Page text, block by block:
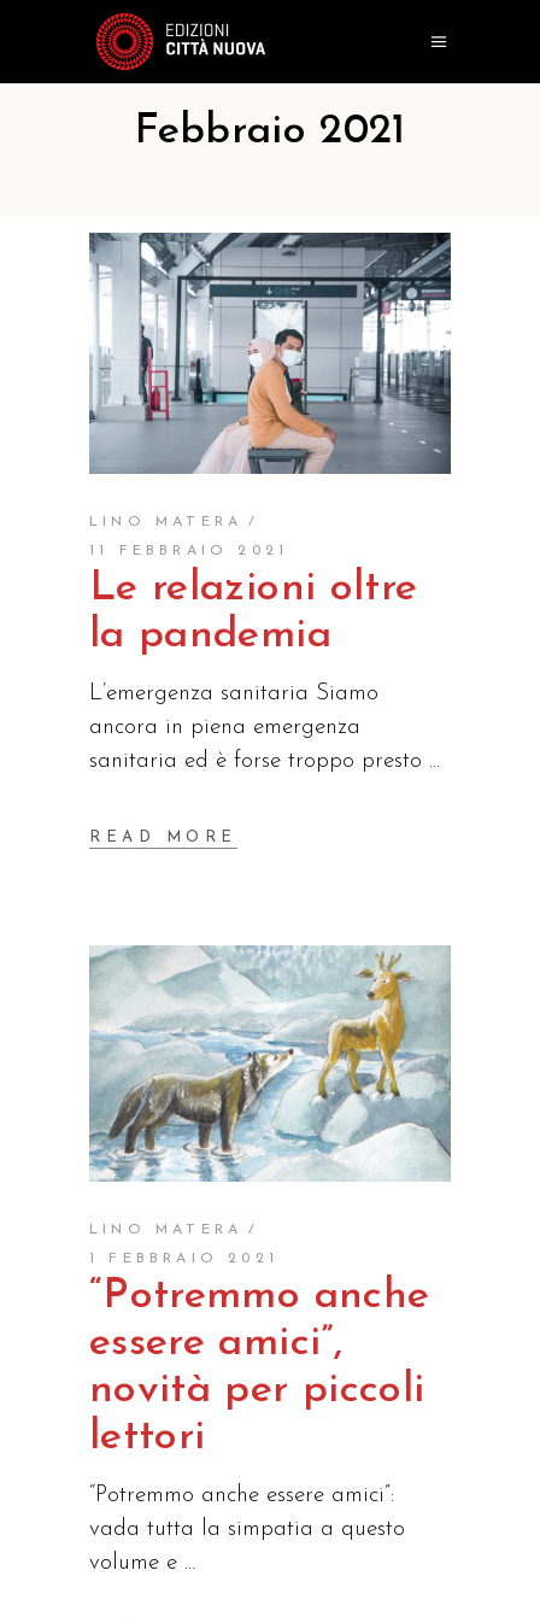
Febbraio 2021
LINO MATERA
11 FEBBRAIO 2021
Le relazioni oltre
la pandemia
L’emergenza sanitaria Siamo
ancora in piena emergenza
sanitaria ed è forse troppo presto
READ MORE
LINO MATERA
1 FEBBRAIO 2021
“Potremmo anche
essere amici”,
novità per piccoli
lettori
“Potremmo anche essere amici”:
vada tutta la simpatia a questo
volume e